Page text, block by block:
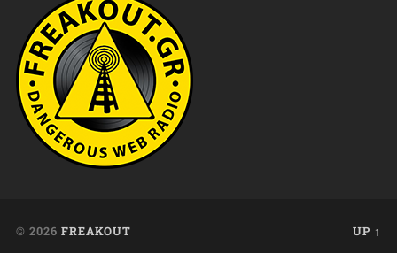
© 2026 FREAKOUT UP ↑